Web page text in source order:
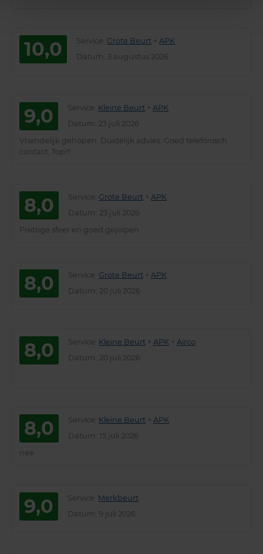
10,0 Service Grote Beurt + APK
Datum : 3 augustus 2026
9,0 Service Kleine Beurt + APK
Datum : 23 juli 2026
Vriendelijk gehopen. Duidelijk advies. Goed telefonisch
contact. Top!!!
8,0 Service Grote Beurt + APK
Datum : 23 juli 2026
Prettige sfeer en goed gejolpen
8,0 Service Grote Beurt + APK
Datum : 20 juli 2026
8,0 Service Kleine Beurt + APK + Airco
Datum : 20 juli 2026
8,0 Service Kleine Beurt + APK
Datum : 15 juli 2026
nee
9,0 Service Merkbeurt
Datum : 9 juli 2026